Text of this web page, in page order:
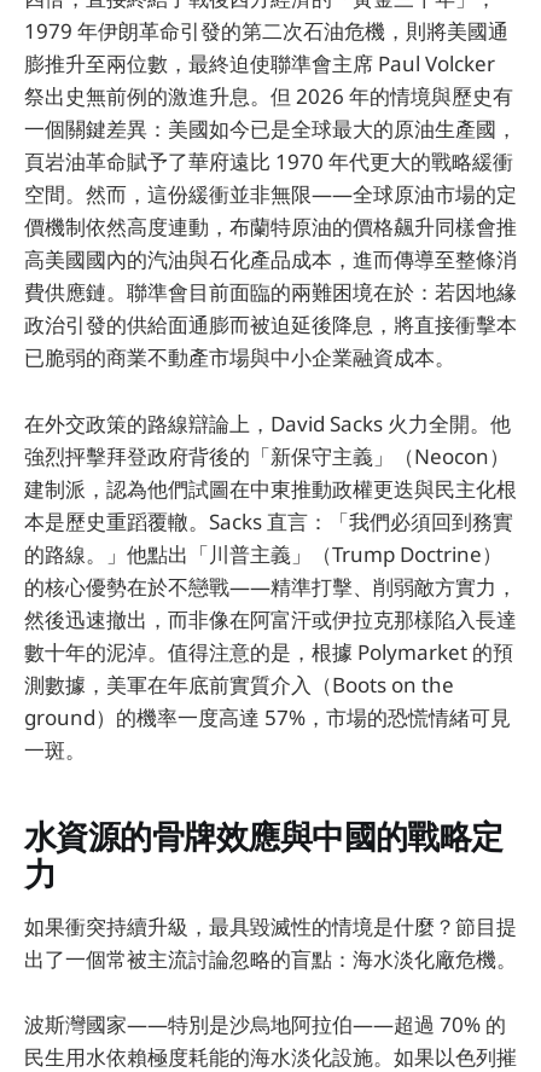
1979 年伊朗革命引發的第二次石油危機，則將美國通
膨推升至兩位數，最終迫使聯準會主席 Paul Volcker
祭出史無前例的激進升息。但 2026 年的情境與歷史有
一個關鍵差異：美國如今已是全球最大的原油生產國，
頁岩油革命賦予了華府遠比 1970 年代更大的戰略緩衝
空間。然而，這份緩衝並非無限——全球原油市場的定
價機制依然高度連動，布蘭特原油的價格飆升同樣會推
高美國國內的汽油與石化產品成本，進而傳導至整條消
費供應鏈。聯準會目前面臨的兩難困境在於：若因地緣
政治引發的供給面通膨而被迫延後降息，將直接衝擊本
已脆弱的商業不動產市場與中小企業融資成本。
在外交政策的路線辯論上，David Sacks 火力全開。他
強烈抨擊拜登政府背後的「新保守主義」（Neocon）
建制派，認為他們試圖在中東推動政權更迭與民主化根
本是歷史重蹈覆轍。Sacks 直言：「我們必須回到務實
的路線。」他點出「川普主義」（Trump Doctrine）
的核心優勢在於不戀戰——精準打擊、削弱敵方實力，
然後迅速撤出，而非像在阿富汗或伊拉克那樣陷入長達
數十年的泥淖。值得注意的是，根據 Polymarket 的預
測數據，美軍在年底前實質介入（Boots on the
ground）的機率一度高達 57%，市場的恐慌情緒可見
一斑。
水資源的骨牌效應與中國的戰略定
力
如果衝突持續升級，最具毀滅性的情境是什麼？節目提
出了一個常被主流討論忽略的盲點：海水淡化廠危機。
波斯灣國家——特別是沙烏地阿拉伯——超過 70% 的
民生用水依賴極度耗能的海水淡化設施。如果以色列摧